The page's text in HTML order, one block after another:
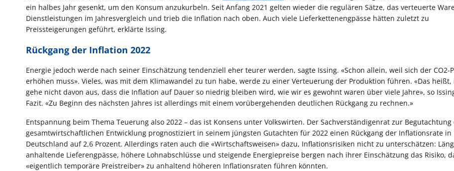
ein halbes Jahr gesenkt, um den Konsum anzukurbeln. Seit Anfang 2021 gelten wieder die regulären Sätze, das verteuerte
Dienstleistungen im Jahresvergleich und trieb die Inflation nach oben. Auch viele Lieferkettenengpässe hätten zuletzt zu
Preissteigerungen geführt, erklärte Issing.
Rückgang der Inflation 2022
Energie jedoch werde nach seiner Einschätzung tendenziell eher teurer werden, sagte Issing. «Schon allein, weil sich der CO2-
erhöhen muss». Vieles, was mit dem Klimawandel zu tun habe, werde zu einer Verteuerung der Produktion führen. «Das heißt,
gehe nicht davon aus, dass die Inflation auf Dauer so niedrig bleiben wird, wie wir es gewohnt waren über viele Jahre», so
Fazit. «Zu Beginn des nächsten Jahres ist allerdings mit einem vorübergehenden deutlichen Rückgang zu rechnen.»
Entspannung beim Thema Teuerung also 2022 – das ist Konsens unter Volkswirten. Der Sachverständigenrat zur Begutachtung
gesamtwirtschaftlichen Entwicklung prognostiziert in seinem jüngsten Gutachten für 2022 einen Rückgang der Inflationsrate in
Deutschland auf 2,6 Prozent. Allerdings raten auch die «Wirtschaftsweisen» dazu, Inflationsrisiken nicht zu unterschätzen:
anhaltende Lieferengpässe, höhere Lohnabschlüsse und steigende Energiepreise bergen nach ihrer Einschätzung das Risiko,
«eigentlich temporäre Preistreiber» zu anhaltend höheren Inflationsraten führen könnten.